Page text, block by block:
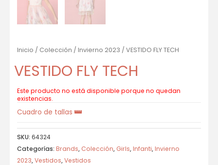
Inicio / Colección / Invierno 2023 / VESTIDO FLY TECH
VESTIDO FLY TECH
Este producto no está disponible porque no quedan
existencias.
Cuadro de tallas
SKU: 64324
Categorías: Brands, Colección, Girls,Infanti,Invierno
2023,Vestidos,Vestidos